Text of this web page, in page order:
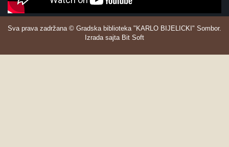
Sva prava zadržana © Gradska biblioteka "KARLO BIJELICKI" Sombor.
Izrada sajta Bit Soft